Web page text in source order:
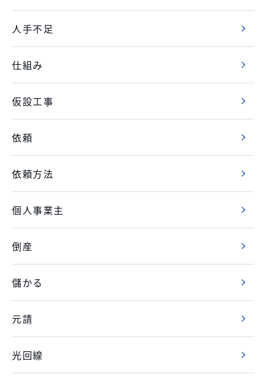
人手不足
仕組み
仮設工事
依頼
依頼方法
個人事業主
倒産
儲かる
元請
光回線